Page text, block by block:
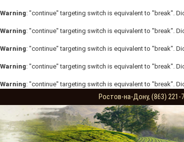
Warning: "continue" targeting switch is equivalent to "break".
Warning: "continue" targeting switch is equivalent to "break".
Warning: "continue" targeting switch is equivalent to "break".
Warning: "continue" targeting switch is equivalent to "break".
Warning: "continue" targeting switch is equivalent to "break".
Ростов-на-Дону, (863) 221-